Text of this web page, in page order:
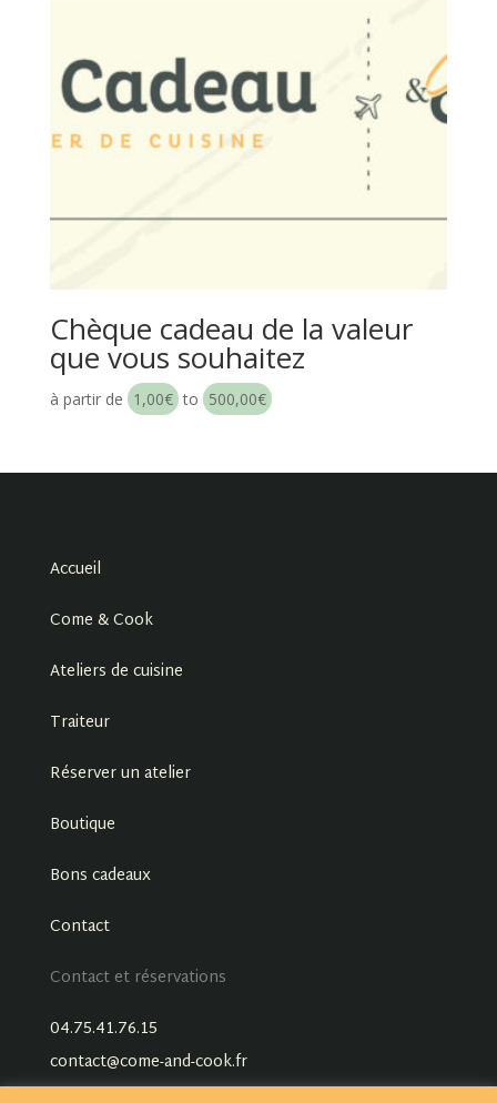
Chèque cadeau de la valeur
que vous souhaitez
à partir de 1,00€ to 500,00€
Accueil
Come & Cook
Ateliers de cuisine
Traiteur
Réserver un atelier
Boutique
Bons cadeaux
Contact
Contact et réservations
04.75.41.76.15
contact@come-and-cook.fr